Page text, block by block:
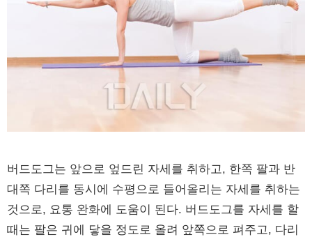
버드도그는 앞으로 엎드린 자세를 취하고, 한쪽 팔과 반
대쪽 다리를 동시에 수평으로 들어올리는 자세를 취하는
것으로, 요통 완화에 도움이 된다. 버드도그를 자세를 할
때는 팔은 귀에 닿을 정도로 올려 앞쪽으로 펴주고, 다리